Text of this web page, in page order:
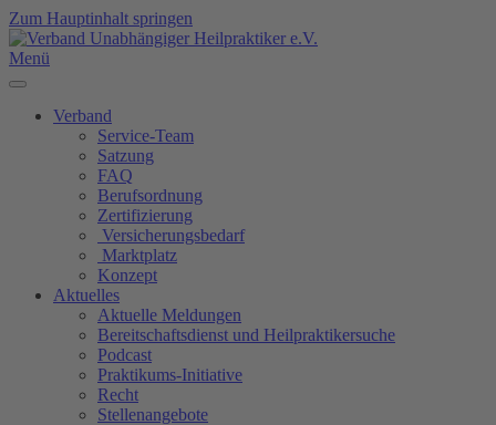
Zum Hauptinhalt springen
Menü
Verband
Service-Team
Satzung
FAQ
Berufsordnung
Zertifizierung
Versicherungsbedarf
Marktplatz
Konzept
Aktuelles
Aktuelle Meldungen
Bereitschaftsdienst und Heilpraktikersuche
Podcast
Praktikums-Initiative
Recht
Stellenangebote